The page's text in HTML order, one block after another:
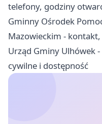
telefony, godziny
Gminny Ośrodek
Mazowieckim -
Urząd Gminy Ulhówek
cywilne i dostępność